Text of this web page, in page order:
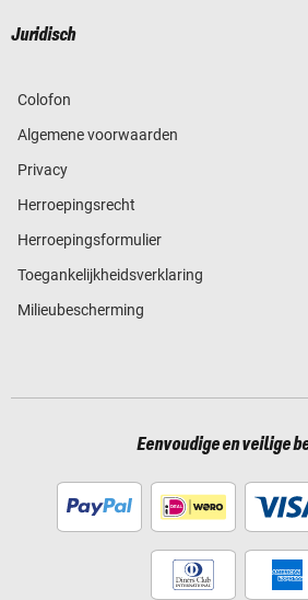
Juridisch
Colofon
Algemene voorwaarden
Privacy
Herroepingsrecht
Herroepingsformulier
Toegankelijkheidsverklaring
Milieubescherming
Eenvoudige en veilige